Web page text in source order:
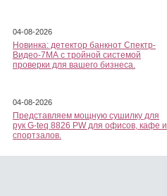
04-08-2026
Новинка: детектор банкнот Спектр-
Видео-7МА с тройной системой
проверки для вашего бизнеса.
04-08-2026
Представляем мощную сушилку для
рук G-teq 8826 PW для офисов, кафе и
спортзалов.